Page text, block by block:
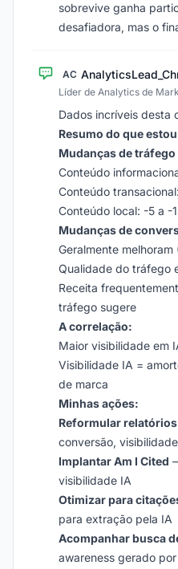
sobrevive ganha
desafiadora, mas o
AC
Líder de Analytics de
Dados incríveis desta
Resumo do que
Mudanças de
Conteúdo
Conteúdo
Conteúdo local: -5 a -
Mudanças de
Geralmente
Qualidade do tráfego
Receita
tráfego sugere
A correlação:
Maior visibilidade em
Visibilidade IA =
de marca
Minhas ações:
Reformular relatórios
conversão,
Implantar Am I Cited
visibilidade IA
Otimizar para
para extração pela IA
Acompanhar busca
awareness gerado por